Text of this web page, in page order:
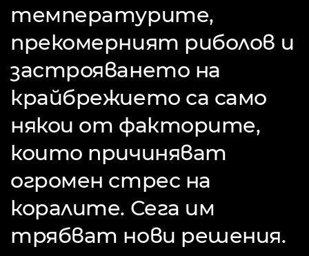
температурите,
прекомерният риболов и
застрояването на
крайбрежието са само
някои от факторите,
които причиняват
огромен стрес на
коралите. Сега им
трябват нови решения.